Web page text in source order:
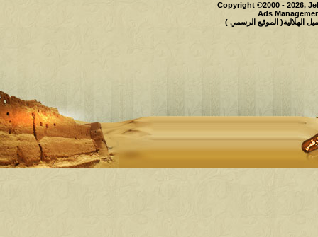
Copyright ©2000 - 2026,
Ads
الهلالية( الموقع الرسمي )